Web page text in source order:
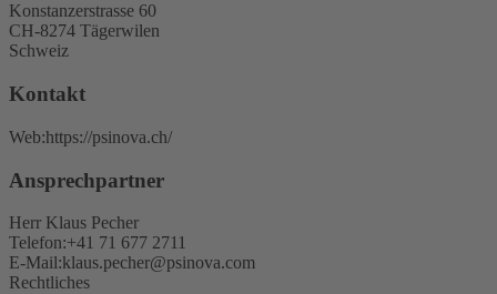
Konstanzerstrasse 60
CH-8274 Tägerwilen
Schweiz
Kontakt
Web:https://psinova.ch/
Ansprechpartner
Herr Klaus Pecher
Telefon:+41 71 677 2711
E-Mail:klaus.pecher@psinova.com
Rechtliches